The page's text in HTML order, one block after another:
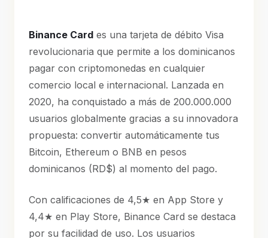
Binance Card es una tarjeta de débito Visa
revolucionaria que permite a los dominicanos
pagar con criptomonedas en cualquier
comercio local e internacional. Lanzada en
2020, ha conquistado a más de 200.000.000
usuarios globalmente gracias a su innovadora
propuesta: convertir automáticamente tus
Bitcoin, Ethereum o BNB en pesos
dominicanos (RD$) al momento del pago.
Con calificaciones de 4,5★ en App Store y
4,4★ en Play Store, Binance Card se destaca
por su facilidad de uso. Los usuarios